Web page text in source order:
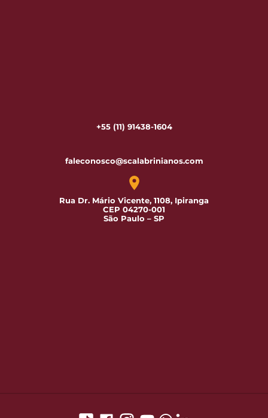
+55 (11) 91438-1604
faleconosco@scalabrinianos.com
Rua Dr. Mário Vicente, 1108, Ipiranga
CEP 04270-001
São Paulo – SP